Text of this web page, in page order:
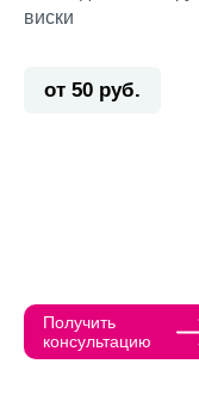
виски
от 50 руб.
Получить
консультацию